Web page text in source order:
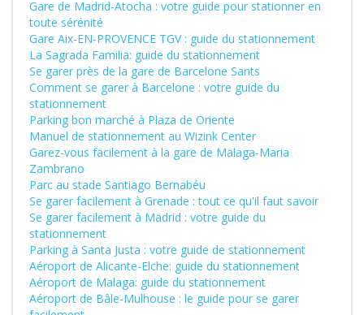
Gare de Madrid-Atocha : votre guide pour stationner en
toute sérénité
Gare Aix-EN-PROVENCE TGV : guide du stationnement
La Sagrada Familia: guide du stationnement
Se garer près de la gare de Barcelone Sants
Comment se garer à Barcelone : votre guide du
stationnement
Parking bon marché à Plaza de Oriente
Manuel de stationnement au Wizink Center
Garez-vous facilement à la gare de Malaga-Maria
Zambrano
Parc au stade Santiago Bernabéu
Se garer facilement à Grenade : tout ce qu'il faut savoir
Se garer facilement à Madrid : votre guide du
stationnement
Parking à Santa Justa : votre guide de stationnement
Aéroport de Alicante-Elche: guide du stationnement
Aéroport de Malaga: guide du stationnement
Aéroport de Bâle-Mulhouse : le guide pour se garer